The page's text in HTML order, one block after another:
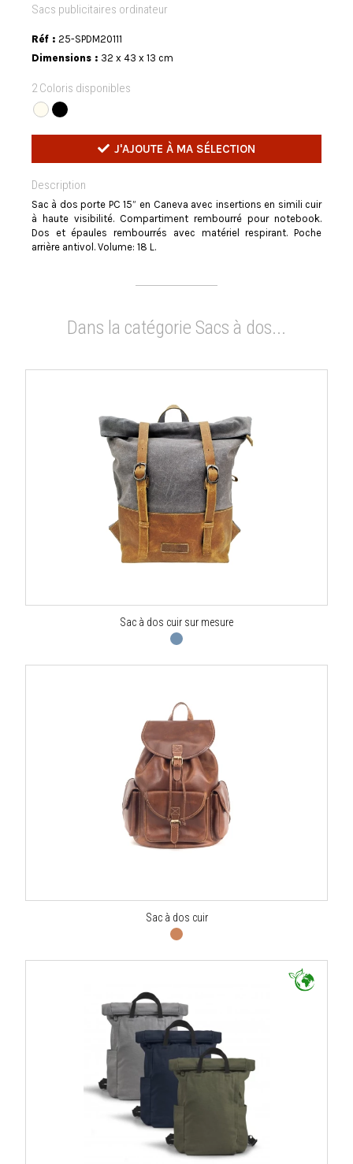
Sacs publicitaires ordinateur
Réf : 25-SPDM20111
Dimensions : 32 x 43 x 13 cm
2 Coloris disponibles
J'AJOUTE À MA SÉLECTION
Description
Sac à dos porte PC 15” en Caneva avec insertions en simili cuir
à haute visibilité. Compartiment rembourré pour notebook.
Dos et épaules rembourrés avec matériel respirant. Poche
arrière antivol. Volume: 18 L.
Dans la catégorie Sacs à dos...
Sac à dos cuir sur mesure
Sac à dos cuir